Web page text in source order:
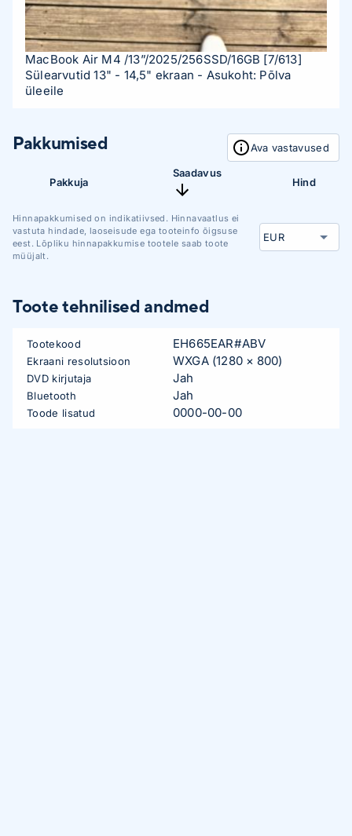
MacBook Air M4 /13”/2025/256SSD/16GB [7/613]
Sülearvutid 13" - 14,5" ekraan - Asukoht: Põlva
üleeile
Pakkumised Ava vastavused
Pakkuja
Saadavus
Hind
Hinnapakkumised on indikatiivsed. Hinnavaatlus ei
vastuta hindade, laoseisude ega tooteinfo õigsuse
eest. Lõpliku hinnapakkumise tootele saab toote
müüjalt.
Toote tehnilised andmed
Tootekood EH665EAR#ABV
Ekraani resolutsioon WXGA (1280 × 800)
DVD kirjutaja Jah
Bluetooth Jah
Toode lisatud 0000-00-00